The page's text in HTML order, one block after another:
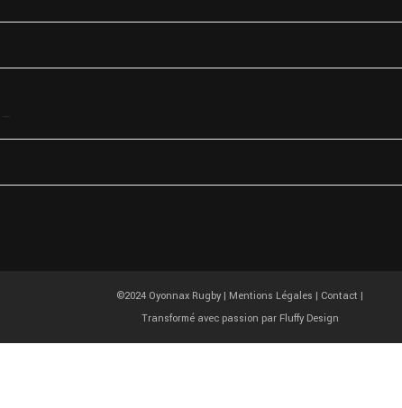
01117 OYONNAX
©2024 Oyonnax Rugby | Mentions Légales | Contact |
Transformé avec passion par Fluffy Design